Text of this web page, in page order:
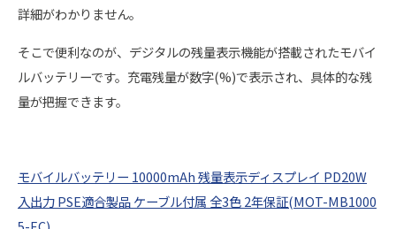
詳細がわかりません。
そこで便利なのが、デジタルの残量表示機能が搭載されたモバイ
ルバッテリーです。充電残量が数字(%)で表示され、具体的な残
量が把握できます。
モバイルバッテリー 10000mAh 残量表示ディスプレイ PD20W
入出力 PSE適合製品 ケーブル付属 全3色 2年保証(MOT-MB1000